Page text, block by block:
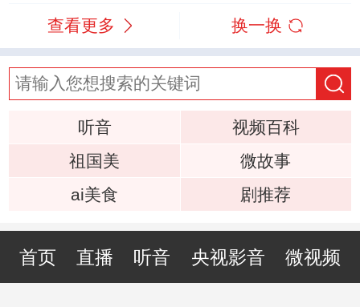
查看更多 换一换
听音
视频百科
祖国美
微故事
ai美食
剧推荐
首页 直播 听音 央视影音 微视频